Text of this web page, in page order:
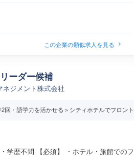
この企業の類似求人を見る
ーダー候補
ネジメント株式会社
回・語学力を活かせる＞シティホテルでフロン
学歴不問 【必須】 ・ホテル・旅館でのフ